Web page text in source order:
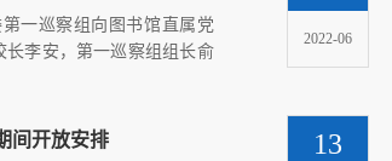
一巡察组向图书馆直属党
长李安，第一巡察组组长俞
2022-06
间开放安排 13